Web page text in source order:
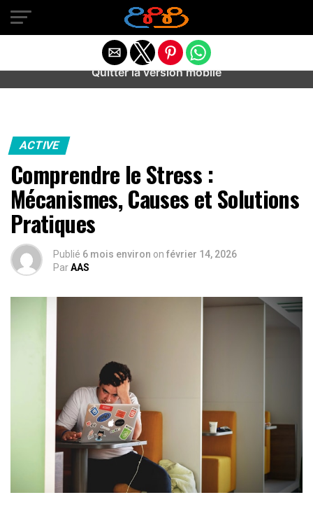
Warning
: preg_match(): Unknown modifier '/' in
/home/u589487443/domains/aideanxietestress.fr/
content/plugins/idev-post-views/includes/class-bots.php
ACTIVE
Comprendre le Stress :
Mécanismes, Causes et Solutions
Pratiques
Publié 6 mois environ on février 14, 2026
ParAAS
Quitter la version mobile